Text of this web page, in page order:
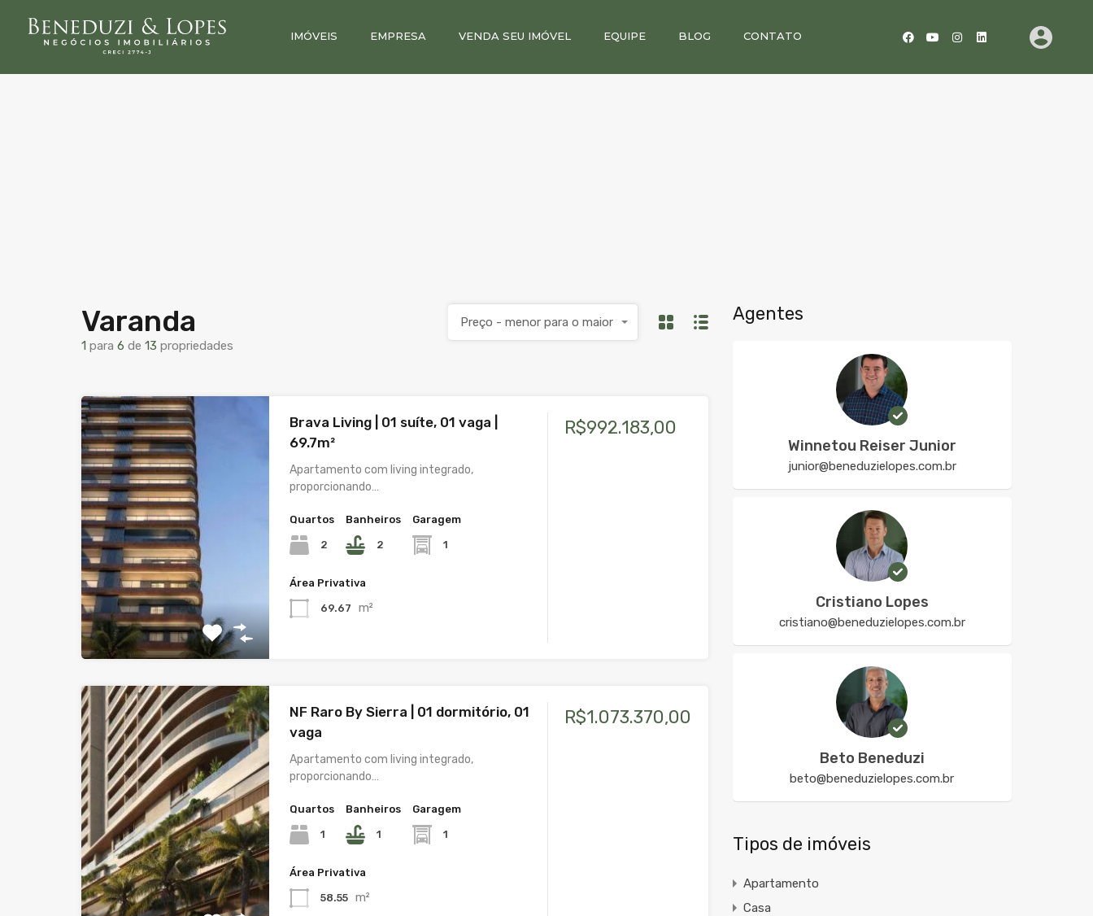
IMÓVEIS EMPRESA VENDA SEU IMÓVEL EQUIPE BLOG CONTATO
Varanda
1 para 6 de 13 propriedades
Preço - menor para o maior
Brava Living | 01 suíte, 01 vaga |
69.7m²
Apartamento com living integrado,
proporcionando…
Quartos
2
Banheiros
2
Garagem
1
Área Privativa
69.67 m²
R$992.183,00
NF Raro By Sierra | 01 dormitório, 01
vaga
Apartamento com living integrado,
proporcionando…
Quartos
1
Banheiros
1
Garagem
1
Área Privativa
58.55 m²
R$1.073.370,00
Agentes
Winnetou Reiser Junior
junior@beneduzielopes.com.br
Cristiano Lopes
cristiano@beneduzielopes.com.br
Beto Beneduzi
beto@beneduzielopes.com.br
Tipos de imóveis
Apartamento
Casa